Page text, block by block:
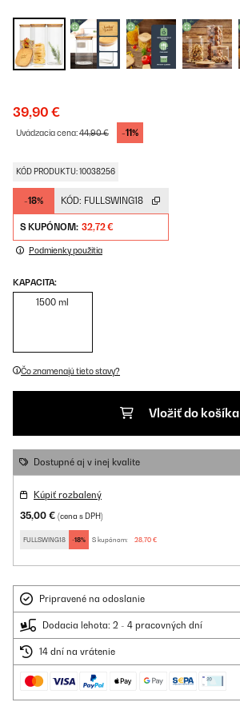
39,90 €
Uvádzacia cena:44,90 € -11%
KÓD PRODUKTU: 10038256
-18% KÓD: FULLSWING18
S KUPÓNOM: 32,72 €
Podmienky použitia
KAPACITA:
1500 ml
Čo znamenajú tieto stavy?
Vložiť do košíka
Dostupné aj v inej kvalite
Kúpiť rozbalený
35,00 € (cena s DPH)
FULLSWING18 -18% S kupónom: 28,70 €
Pripravené na odoslanie
Dodacia lehota: 2 - 4 pracovných dní
14 dní na vrátenie